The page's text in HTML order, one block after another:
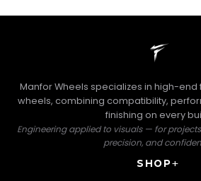
Manfor Wheels specializes in high-
wheels, combining compatibility,
finishing on every
Engineering applied to visuals — for
precision, and
SHOP